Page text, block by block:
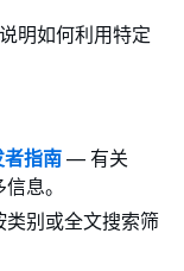
明如何利用特定
指南 — 有关
息。
别或全文搜索筛